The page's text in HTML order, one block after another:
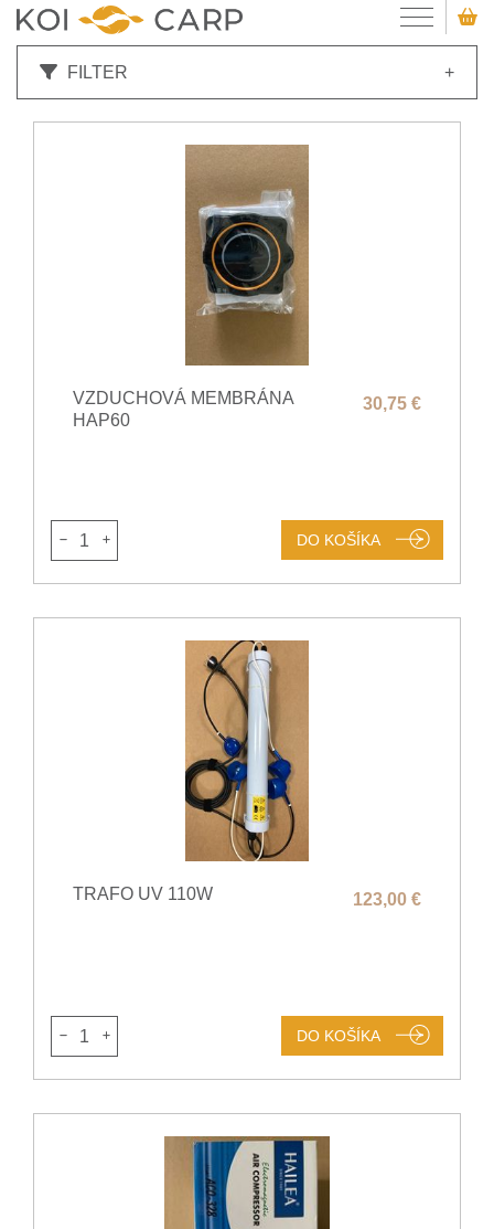
FILTER +
VZDUCHOVÁ MEMBRÁNA
HAP60
30,75 €
1 DO KOŠÍKA
TRAFO UV 110W 123,00 €
1 DO KOŠÍKA